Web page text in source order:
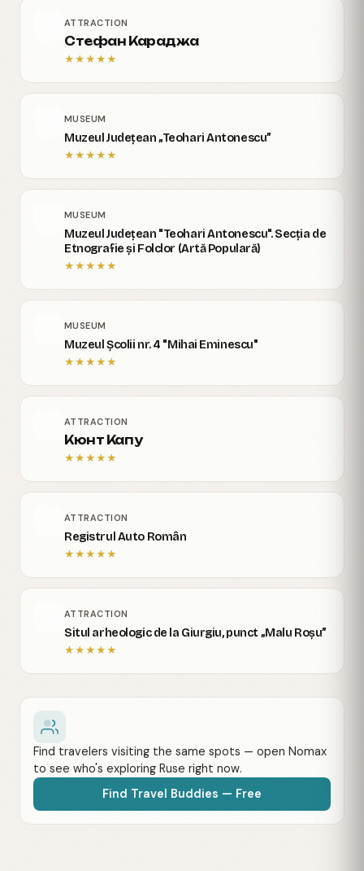
ATTRACTION
Стефан Караджа
★★★★★
MUSEUM
Muzeul Județean „Teohari Antonescu”
★★★★★
MUSEUM
Muzeul Județean "Teohari Antonescu". Secția de
Etnografie și Folclor (Artă Populară)
★★★★★
MUSEUM
Muzeul Școlii nr. 4 "Mihai Eminescu''
★★★★★
ATTRACTION
Кюнт Капу
★★★★★
ATTRACTION
Registrul Auto Român
★★★★★
ATTRACTION
Situl arheologic de la Giurgiu, punct „Malu Roșu”
★★★★★
Find travelers visiting the same spots — open Nomax
to see who's exploring Ruse right now.
Find Travel Buddies — Free